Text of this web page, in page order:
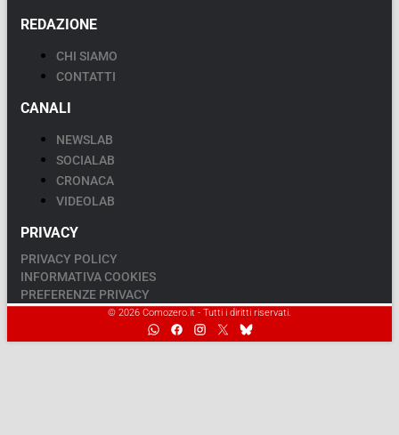
REDAZIONE
CHI SIAMO
CONTATTI
CANALI
NEWSLAB
SOCIALAB
CRONACA
VIDEOLAB
PRIVACY
PRIVACY POLICY
INFORMATIVA COOKIES
PREFERENZE PRIVACY
© 2026 Comozero.it - Tutti i diritti riservati.